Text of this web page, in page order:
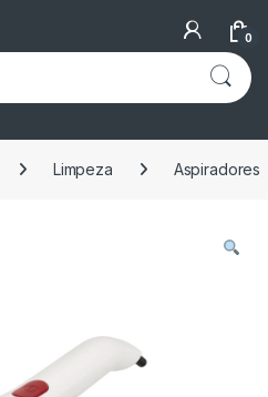
0
Limpeza Aspiradores